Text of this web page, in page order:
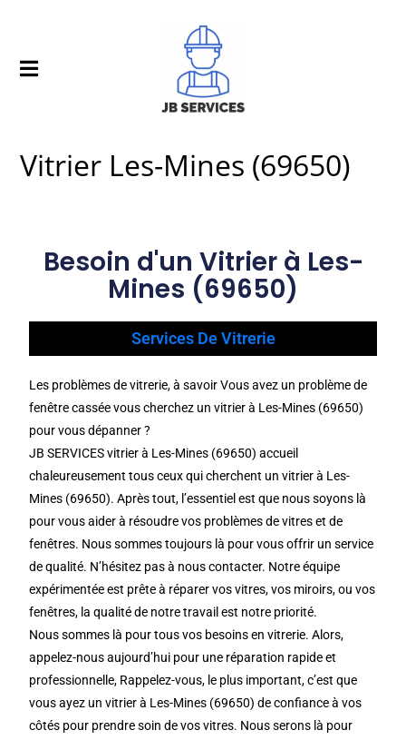
Vitrier Les-Mines (69650)
Besoin d'un Vitrier à Les-
Mines (69650)
Services De Vitrerie
Les problèmes de vitrerie, à savoir Vous avez un problème de
fenêtre cassée vous cherchez un vitrier à Les-Mines (69650)
pour vous dépanner ?
JB SERVICES vitrier à Les-Mines (69650) accueil
chaleureusement tous ceux qui cherchent un vitrier à Les-
Mines (69650). Après tout, l’essentiel est que nous soyons là
pour vous aider à résoudre vos problèmes de vitres et de
fenêtres. Nous sommes toujours là pour vous offrir un service
de qualité. N’hésitez pas à nous contacter. Notre équipe
expérimentée est prête à réparer vos vitres, vos miroirs, ou vos
fenêtres, la qualité de notre travail est notre priorité.
Nous sommes là pour tous vos besoins en vitrerie. Alors,
appelez-nous aujourd’hui pour une réparation rapide et
professionnelle, Rappelez-vous, le plus important, c’est que
vous ayez un vitrier à Les-Mines (69650) de confiance à vos
côtés pour prendre soin de vos vitres. Nous serons là pour